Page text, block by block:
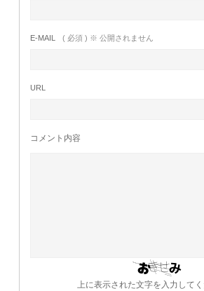
E-MAIL ( 必須 ) ※ 公開されません
URL
コメント内容
上に表示された文字を入力してく